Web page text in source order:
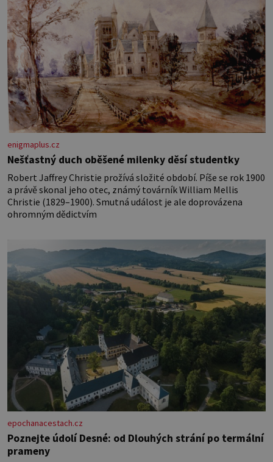
enigmaplus.cz
Nešťastný duch oběšené milenky děsí studentky
Robert Jaffrey Christie prožívá složité období. Píše se rok 1900
a právě skonal jeho otec, známý továrník William Mellis
Christie (1829–1900). Smutná událost je ale doprovázena
ohromným dědictvím
epochanacestach.cz
Poznejte údolí Desné: od Dlouhých strání po termální
prameny